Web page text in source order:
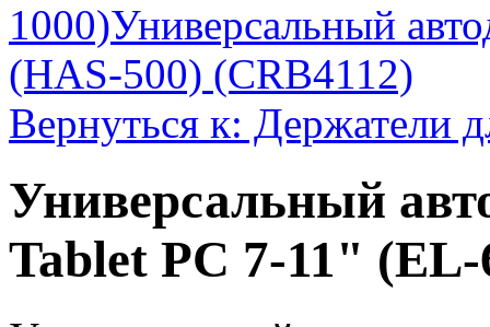
1000)Универсальный
(HAS-500) (CRB4112)
Вернуться к: Держатели
Универсальный
Tablet PC 7-11" (EL-